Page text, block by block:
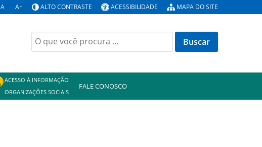
A A+ ALTO CONTRASTE ACESSIBILIDADE MAPA DO SITE
Buscar
por:
ACESSO À INFORMAÇÃO
ORGANIZAÇÕES SOCIAIS
FALE CONOSCO